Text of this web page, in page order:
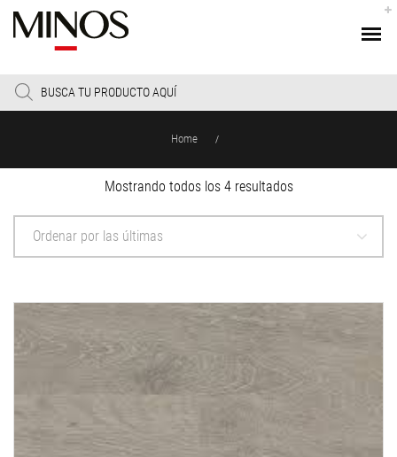
Products
search
Home /
Mostrando todos los 4 resultadosSorted
Ordenar por las últimas